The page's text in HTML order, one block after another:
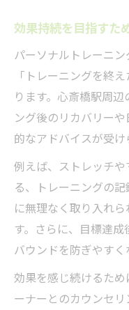
効果持続を目指すた
パーソナルトレーニン
「トレーニングを終
ります。心斎橋駅周
ング後のリカバリー
的なアドバイスが受け
例えば、ストレッチ
る、トレーニングの
に無理なく取り入れ
す。さらに、目標達
バウンドを防ぎやすく
効果を感じ続けるた
ーナーとのカウンセ